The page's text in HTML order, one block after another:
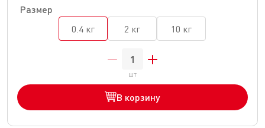
Размер
0.4 кг 2 кг 10 кг
шт
В корзину